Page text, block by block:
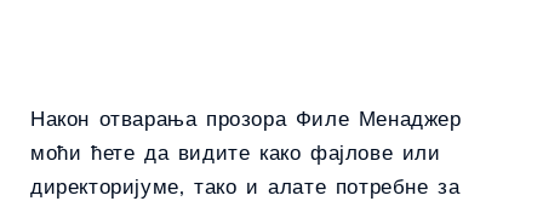
Након отварања прозора Филе Менаджер
моћи ћете да видите како фајлове или
директоријуме, тако и алате потребне за